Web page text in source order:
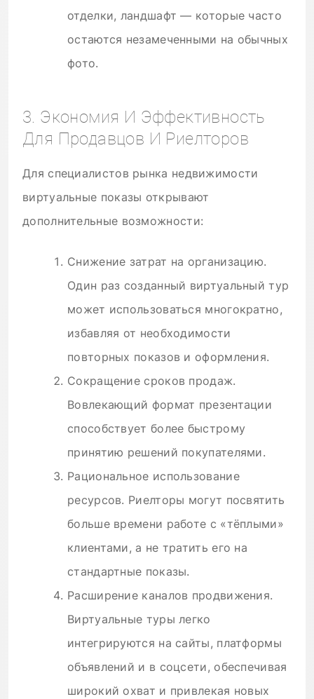
отделки, ландшафт — которые часто
остаются незамеченными на обычных
фото.
3. Экономия И Эффективность
Для Продавцов И Риелторов
Для специалистов рынка недвижимости
виртуальные показы открывают
дополнительные возможности:
Снижение затрат на организацию.
Один раз созданный виртуальный тур
может использоваться многократно,
избавляя от необходимости
повторных показов и оформления.
Сокращение сроков продаж.
Вовлекающий формат презентации
способствует более быстрому
принятию решений покупателями.
Рациональное использование
ресурсов. Риелторы могут посвятить
больше времени работе с «тёплыми»
клиентами, а не тратить его на
стандартные показы.
Расширение каналов продвижения.
Виртуальные туры легко
интегрируются на сайты, платформы
объявлений и в соцсети, обеспечивая
широкий охват и привлекая новых